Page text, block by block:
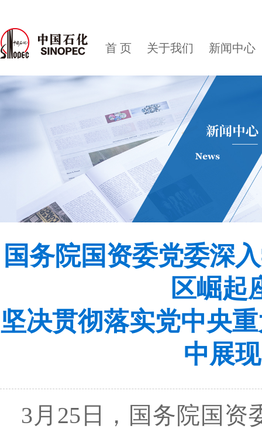
首 页 关于我们 新闻中心
国务院国资委党委深
区崛起
坚决贯彻落实党中央
中展
3月25日，国务院国资